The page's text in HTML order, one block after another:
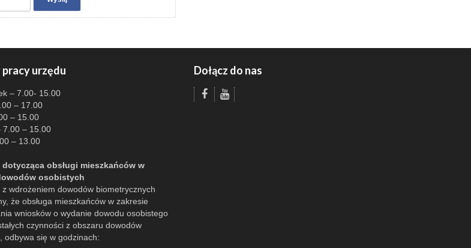
urzędu
– 7.00- 15.00
– 17.00
– 15.00
7.00 – 15.00
– 13.00
dotycząca obsługi mieszkańców w
osobistych
z wdrożeniem dowodów biometrycznych
że obsługa mieszkańców w zakresie
wniosków o wydanie dowodu osobistego
czynności z obszaru dowodów
odbywa się w godzinach:
Dołącz do nas